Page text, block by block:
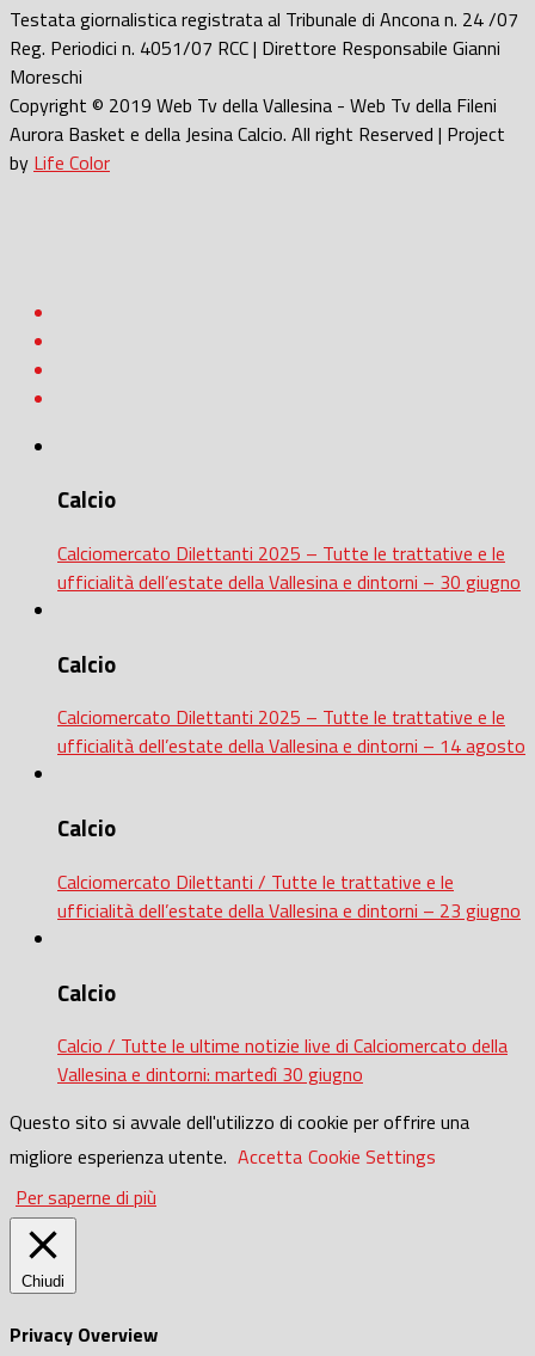
Testata giornalistica registrata al Tribunale di Ancona n. 24 /07
Reg. Periodici n. 4051/07 RCC | Direttore Responsabile Gianni
Moreschi
Copyright © 2019 Web Tv della Vallesina - Web Tv della Fileni
Aurora Basket e della Jesina Calcio. All right Reserved | Project
by Life Color
Calcio
Calciomercato Dilettanti 2025 – Tutte le trattative e le
ufficialità dell’estate della Vallesina e dintorni – 30 giugno
Calcio
Calciomercato Dilettanti 2025 – Tutte le trattative e le
ufficialità dell’estate della Vallesina e dintorni – 14 agosto
Calcio
Calciomercato Dilettanti / Tutte le trattative e le
ufficialità dell’estate della Vallesina e dintorni – 23 giugno
Calcio
Calcio / Tutte le ultime notizie live di Calciomercato della
Vallesina e dintorni: martedì 30 giugno
Questo sito si avvale dell'utilizzo di cookie per offrire una
migliore esperienza utente. Accetta Cookie Settings
Per saperne di più
Chiudi
Privacy Overview